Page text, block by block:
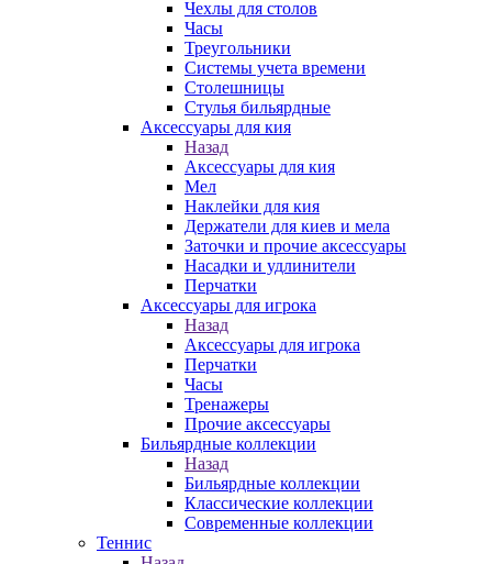
Чехлы для столов
Часы
Треугольники
Системы учета времени
Столешницы
Стулья бильярдные
Аксессуары для кия
Назад
Аксессуары для кия
Мел
Наклейки для кия
Держатели для киев и мела
Заточки и прочие аксессуары
Насадки и удлинители
Перчатки
Аксессуары для игрока
Назад
Аксессуары для игрока
Перчатки
Часы
Тренажеры
Прочие аксессуары
Бильярдные коллекции
Назад
Бильярдные коллекции
Классические коллекции
Современные коллекции
Теннис